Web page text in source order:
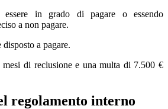
essere in grado di pagare o essendo
a non pagare.
a pagare.
di reclusione e una multa di 7.500 €
regolamento interno